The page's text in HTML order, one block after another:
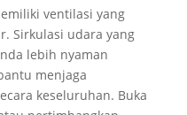
ventilasi yang
Sirkulasi udara yang
lebih nyaman
menjaga
keseluruhan. Buka